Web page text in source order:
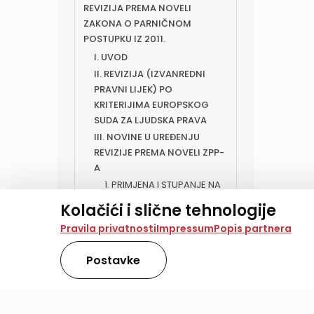
Kolačići i slične tehnologije
Na našoj web stranici koristimo kolačiće i slične
analiziramo promet na stranici te prikazujemo
također koriste ove tehnologije.
Odabirom opcije „Samo nužno“ prihvaćate samo
obradu svih kolačića potrebnih za analitiku i
Pravila privatnostiImpressumPopis partnera
Postavke
REVIZIJA PREMA NOVELI
ZAKONA O PARNIČNOM
POSTUPKU IZ 2011.
I. UVOD
II. REVIZIJA (IZVANREDNI
PRAVNI LIJEK) PO
KRITERIJIMA EUROPSKOG
SUDA ZA LJUDSKA PRAVA
III. NOVINE U UREĐENJU
REVIZIJE PREMA NOVELI ZPP-
A
1. PRIMJENA I STUPANJE NA
SNAGU
2. DOPUŠTENOST REVIZIJE
2.1. Redovita revizija
2.2. Izvanredna revizija
3. DOPUŠTENOST
IZJAVLJIVANJA IZVANREDNE